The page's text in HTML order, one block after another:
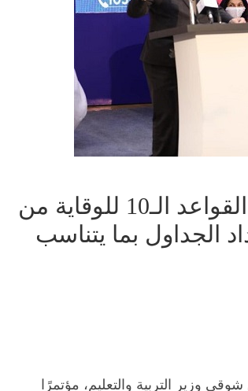
قبل بدء العام الدراسي.. الصحة: تحديد القواعد الـ10 للوقاية من
الجداول بما يتناسب
وزير التربية والتعليم، مؤتمرًا